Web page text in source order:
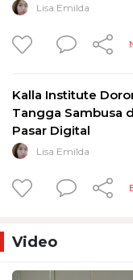
Lisa Emilda
Kalla Institute
Tangga Sambusa
Pasar Digital
Lisa Emilda
Video